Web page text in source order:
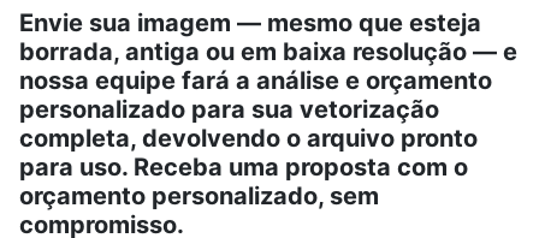
Envie sua imagem — mesmo que esteja
borrada, antiga ou em baixa resolução — e
nossa equipe fará a análise e orçamento
personalizado para sua vetorização
completa, devolvendo o arquivo pronto
para uso. Receba uma proposta com o
orçamento personalizado, sem
compromisso.